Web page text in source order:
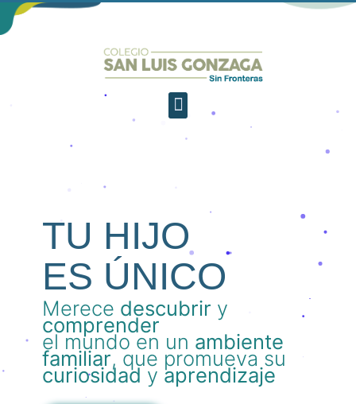
TU HIJO
ES ÚNICO
Merece descubrir y
comprender
el mundo en un ambiente
familiar, que promueva su
curiosidad y aprendizaje